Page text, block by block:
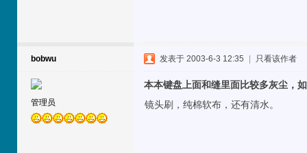
bobwu
管理员
发表于 2003-6-3 12:35 只看该作者
本本键盘上面和缝里面比较多灰尘，
镜头刷，纯棉软布，还有清水。